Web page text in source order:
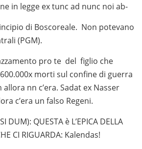
in legge ex tunc ad nunc noi ab-
di Boscoreale. Non potevano
(PGM).
pro te del figlio che
morti sul confine di guerra
nn c’era. Sadat ex Nasser
c’era un falso Regeni.
DUM): QUESTA è L’EPICA DELLA
CI RIGUARDA: Kalendas!